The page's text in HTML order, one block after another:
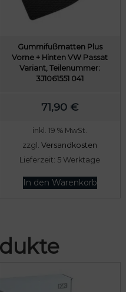
Gummifußmatten Plus
Vorne + Hinten VW Passat
Variant, Teilenummer:
3J1061551 041
71,90 €
inkl. 19 % MwSt.
zzgl.Versandkosten
Lieferzeit: 5 Werktage
In den Warenkorb